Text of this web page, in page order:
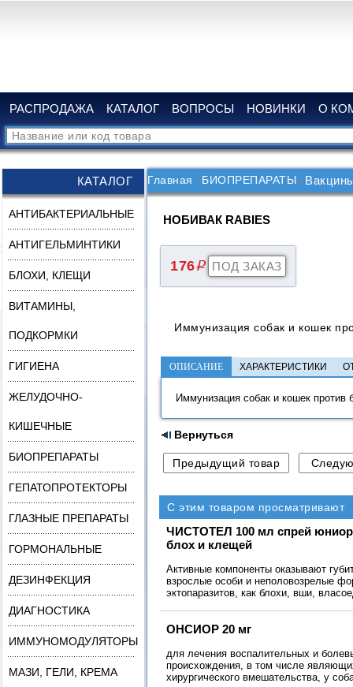
РАСПРОДАЖА КАТАЛОГ ВОПРОСЫ НОВИНКИ О
КАТАЛОГ
АНТИБАКТЕРИАЛЬНЫЕ
АНТИГЕЛЬМИНТИКИ
БЛОХИ, КЛЕЩИ
ВИТАМИНЫ,
ПОДКОРМКИ
ГИГИЕНА
ЖЕЛУДОЧНО-
КИШЕЧНЫЕ
БИОПРЕПАРАТЫ
ГЕПАТОПРОТЕКТОРЫ
ГЛАЗНЫЕ ПРЕПАРАТЫ
ГОРМОНАЛЬНЫЕ
ДЕЗИНФЕКЦИЯ
ДИАГНОСТИКА
ИММУНОМОДУЛЯТОРЫ
МАЗИ, ГЕЛИ, КРЕМА
Главная БИОПРЕПАРАТЫ
НОБИВАК RABIES
176q
Иммунизация собак и кошек
ОПИСАНИЕ ХАРАКТЕРИСТИКИ
Иммунизация собак и кошек против
Вернуться
С этим товаром просматривают
ЧИСТОТЕЛ 100 мл спрей юниор
блох и клещей
Активные компоненты оказывают
взрослые особи и неполовозрелые
эктопаразитов, как блохи, вши,
ОНСИОР 20 мг
для лечения воспалительных и
происхождения, в том числе
хирургического вмешательства, у